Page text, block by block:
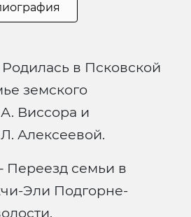
Родилась в Псковской
земского
Виссора и
Алексеевой.
Переезд семьи в
Эли Подгорне-